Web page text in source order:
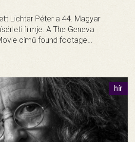
Lichter Péter a 44. Magyar
filmje. A The Geneva
című found footage…
hír